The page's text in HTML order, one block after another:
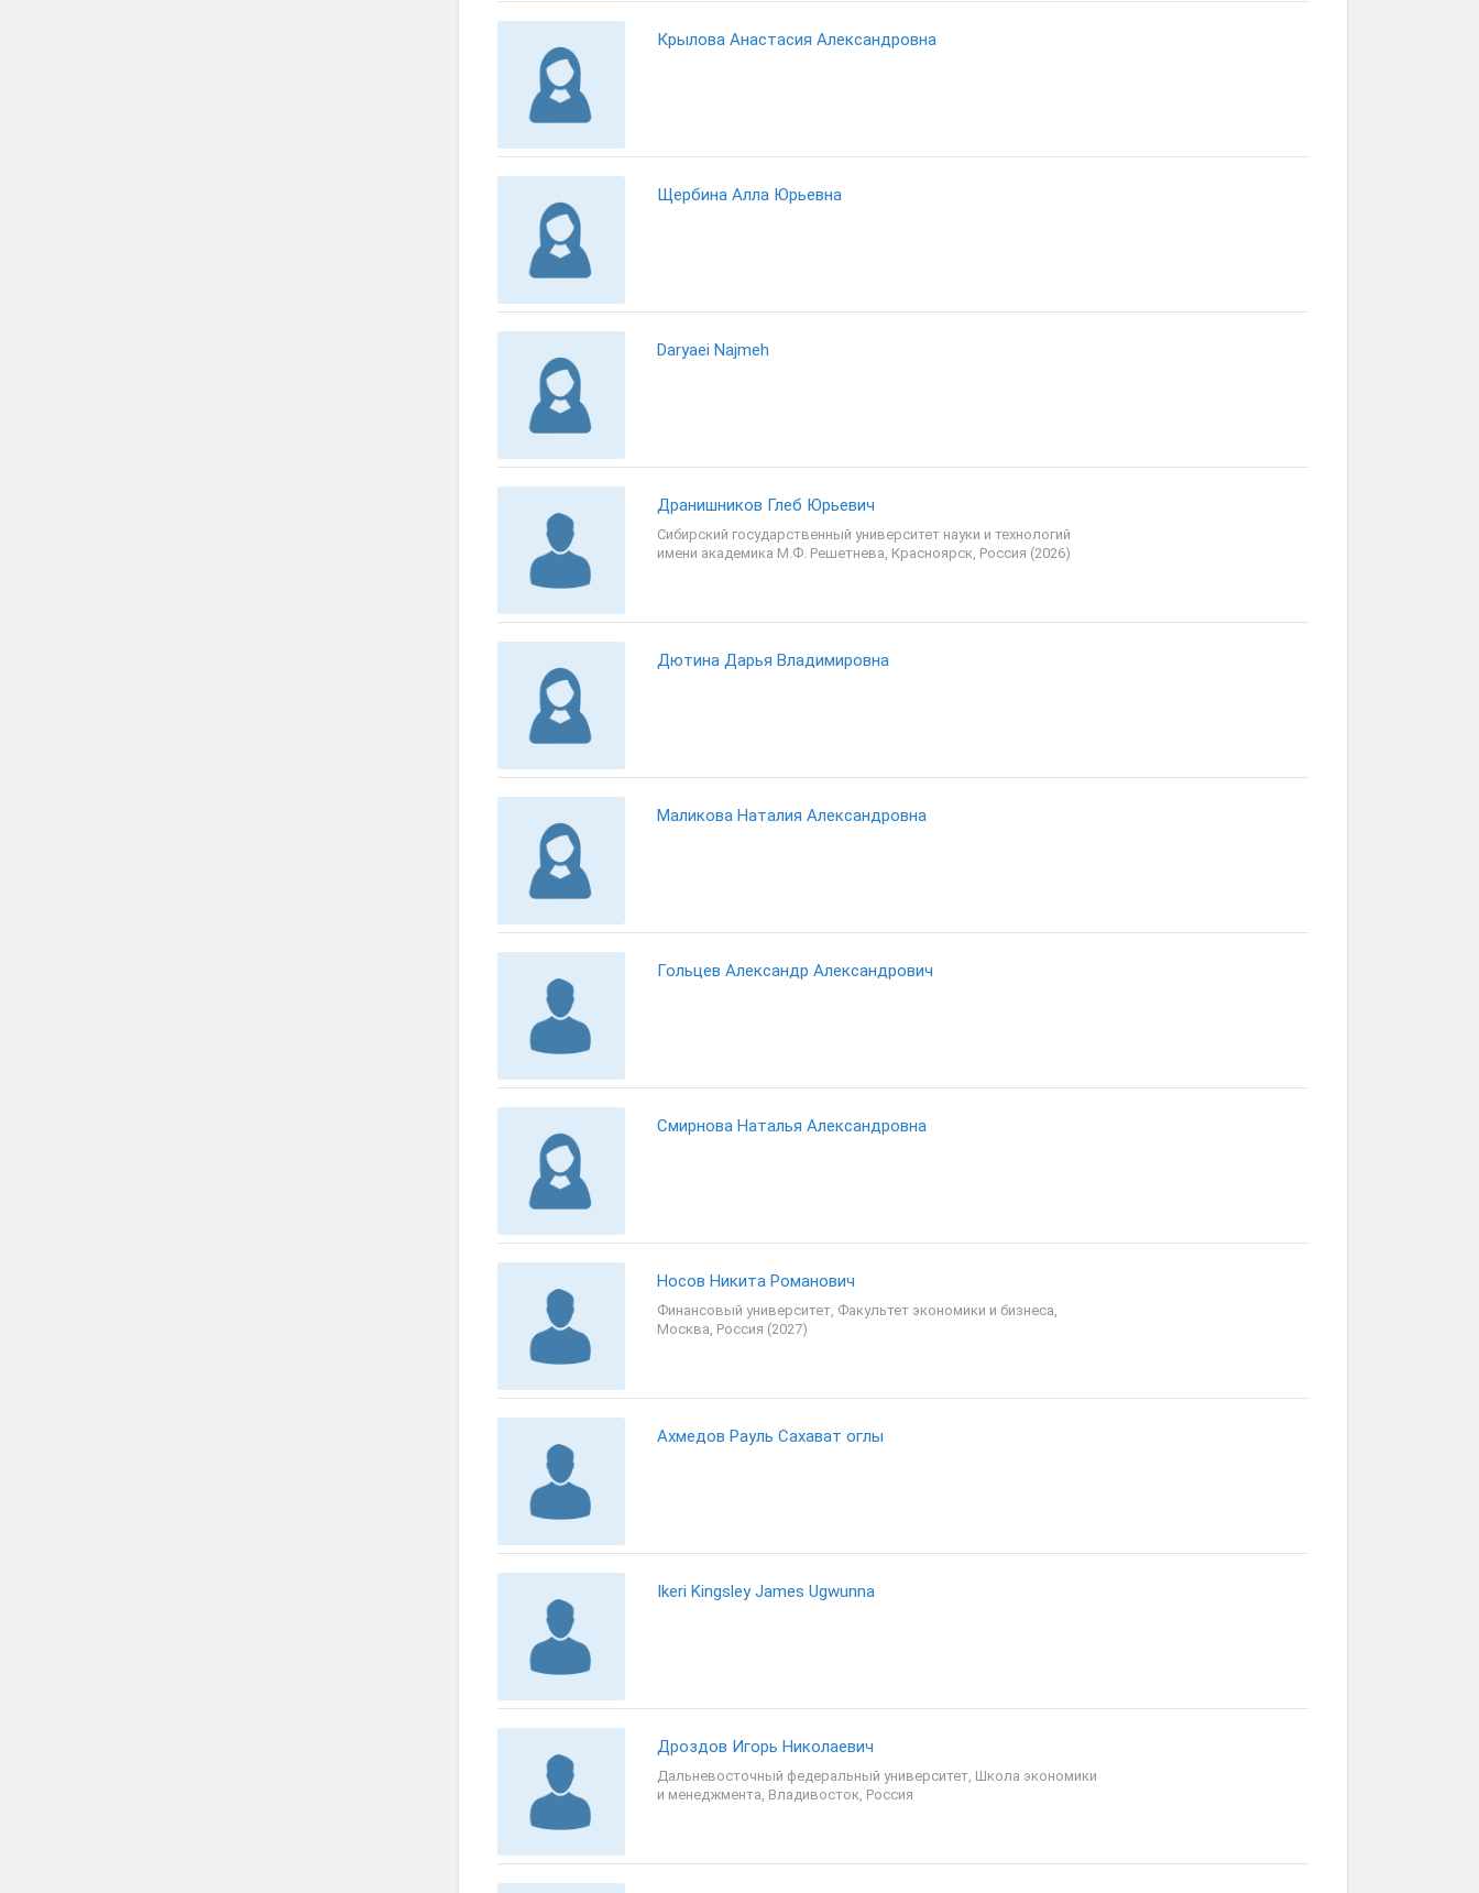
Крылова Анастасия Александровна
Щербина Алла Юрьевна
Daryaei Najmeh
Дранишников Глеб Юрьевич
Сибирский государственный университет науки и технологий
имени академика М.Ф. Решетнева, Красноярск, Россия (2026)
Дютина Дарья Владимировна
Маликова Наталия Александровна
Гольцев Александр Александрович
Смирнова Наталья Александровна
Носов Никита Романович
Финансовый университет, Факультет экономики и бизнеса,
Москва, Россия (2027)
Ахмедов Рауль Сахават оглы
Ikeri Kingsley James Ugwunna
Дроздов Игорь Николаевич
Дальневосточный федеральный университет, Школа экономики
и менеджмента, Владивосток, Россия